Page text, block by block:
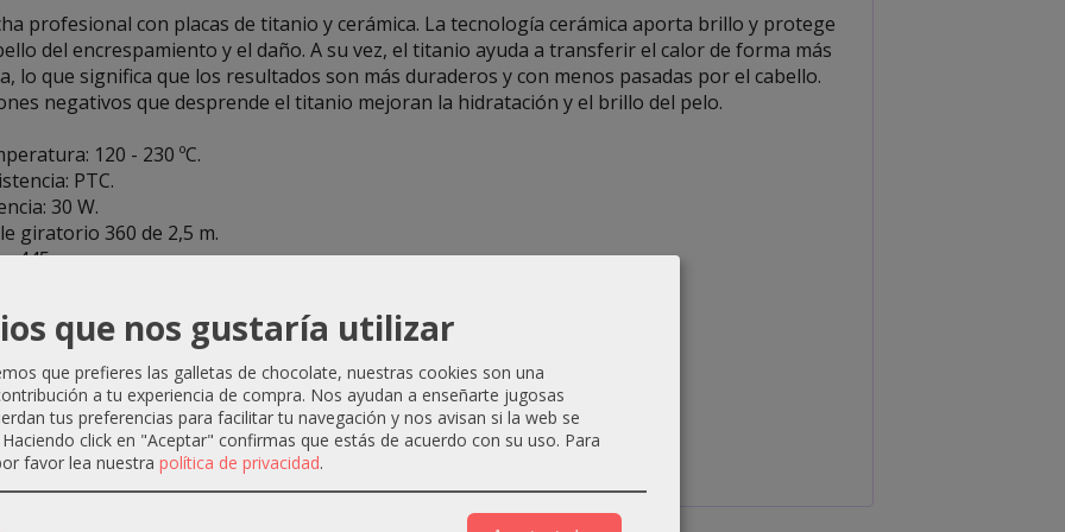
profesional con placas de titanio y cerámica. La tecnología cerámica aporta brillo y protege
del encrespamiento y el daño. A su vez, el titanio ayuda a transferir el calor de forma más
lo que significa que los resultados son más duraderos y con menos pasadas por el cabello.
negativos que desprende el titanio mejoran la hidratación y el brillo del pelo.
120 - 230 ºC.
PTC.
30 W.
giratorio 360 de 2,5 m.
445 g.
50/60 Hz.
Titanio y cerámica.
31 CM ALTO
2,5 X 8,5 CM ANCHO X ALTO
que nos gustaría utilizar
que prefieres las galletas de chocolate, nuestras cookies son una
a tu experiencia de compra. Nos ayudan a enseñarte jugosas
tus preferencias para facilitar tu navegación y nos avisan si la web se
click en "Aceptar" confirmas que estás de acuerdo con su uso. Para
favor lea nuestra política de privacidad.